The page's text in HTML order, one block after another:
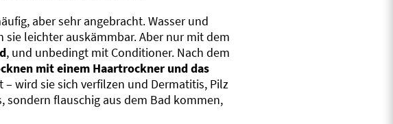
aber sehr angebracht. Wasser und
leichter auskämmbar. Aber nur mit dem
, und unbedingt mit Conditioner. Nach dem
mit einem Haartrockner und das
– wird sie sich verfilzen und Dermatitis, Pilz
sondern flauschig aus dem Bad kommen,